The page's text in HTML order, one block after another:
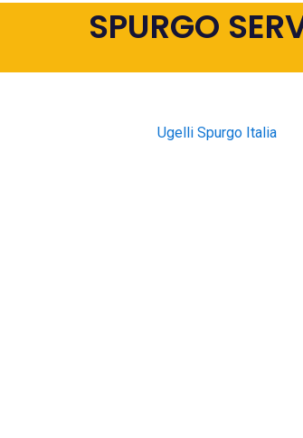
SPURGO
Ugelli Spurgo Italia